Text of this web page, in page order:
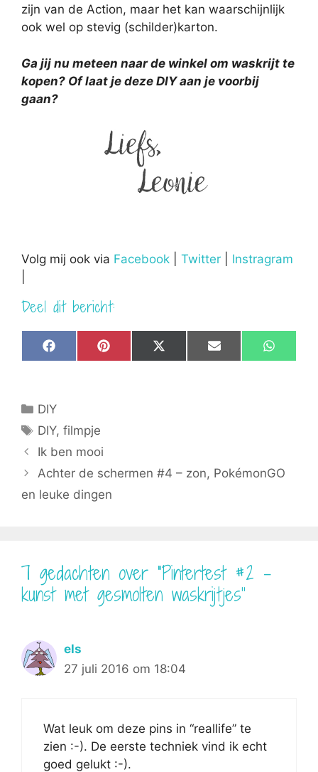
zijn van de Action, maar het kan waarschijnlijk
ook wel op stevig (schilder)karton.
Ga jij nu meteen naar de winkel om waskrijt te
kopen? Of laat je deze DIY aan je voorbij
gaan?
Volg mij ook via Facebook Twitter
Instragram
Deel dit bericht:
Share
on
F
a
o
o
k
Share
on
P
i
Share
on
X
(
Share
on
E
m
Share
on
W
h
Categorieën
DIY
Tags
DIY,filmpje
Ik ben mooi
Achter de schermen #4 – zon, PokémonGO
en leuke dingen
7 gedachten over “Pintertest #2 –
kunst met gesmolten waskrijtjes”
els
27 juli 2016 om 18:04
Wat leuk om deze pins in “reallife” te
zien :-). De eerste techniek vind ik echt
goed gelukt :-).